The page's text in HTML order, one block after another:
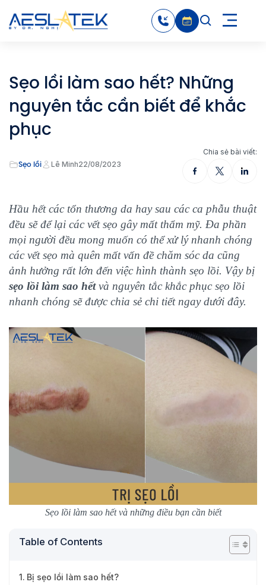
Sẹo lồi làm sao hết? Những
nguyên tắc cần biết để khắc
phục
Sẹo lồi Lê Minh22/08/2023
Chia sẻ bài viết:
Hầu hết các tổn thương da hay sau các ca phẫu thuật
đều sẽ để lại các vết sẹo gây mất thẩm mỹ. Đa phần
mọi người đều mong muốn có thể xử lý nhanh chóng
các vết sẹo mà quên mất vấn đề chăm sóc da cũng
ảnh hưởng rất lớn đến việc hình thành sẹo lồi. Vậy bị
sẹo lồi làm sao hếtvà nguyên tắc khắc phục sẹo lồi
nhanh chóng sẽ được chia sẻ chi tiết ngay dưới đây.
Sẹo lồi làm sao hết và những điều bạn cần biết
Table of Contents
Bị sẹo lồi làm sao hết?